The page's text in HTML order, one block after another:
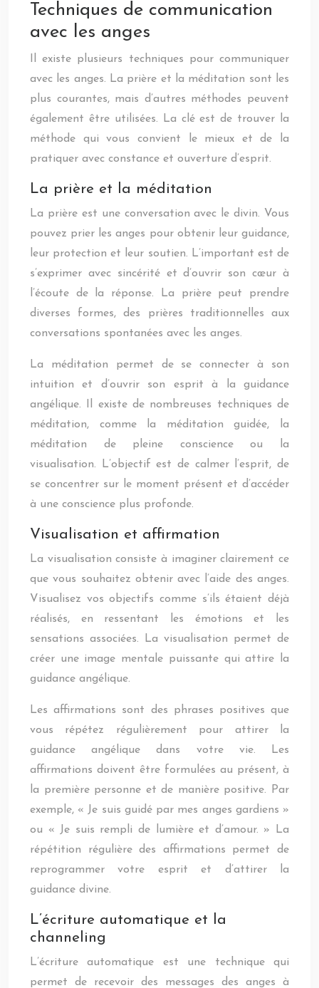
Techniques de communication
avec les anges
Il existe plusieurs techniques pour communiquer
avec les anges. La prière et la méditation sont les
plus courantes, mais d’autres méthodes peuvent
également être utilisées. La clé est de trouver la
méthode qui vous convient le mieux et de la
pratiquer avec constance et ouverture d’esprit.
La prière et la méditation
La prière est une conversation avec le divin. Vous
pouvez prier les anges pour obtenir leur guidance,
leur protection et leur soutien. L’important est de
s’exprimer avec sincérité et d’ouvrir son cœur à
l’écoute de la réponse. La prière peut prendre
diverses formes, des prières traditionnelles aux
conversations spontanées avec les anges.
La méditation permet de se connecter à son
intuition et d’ouvrir son esprit à la guidance
angélique. Il existe de nombreuses techniques de
méditation, comme la méditation guidée, la
méditation de pleine conscience ou la
visualisation. L’objectif est de calmer l’esprit, de
se concentrer sur le moment présent et d’accéder
à une conscience plus profonde.
Visualisation et affirmation
La visualisation consiste à imaginer clairement ce
que vous souhaitez obtenir avec l’aide des anges.
Visualisez vos objectifs comme s’ils étaient déjà
réalisés, en ressentant les émotions et les
sensations associées. La visualisation permet de
créer une image mentale puissante qui attire la
guidance angélique.
Les affirmations sont des phrases positives que
vous répétez régulièrement pour attirer la
guidance angélique dans votre vie. Les
affirmations doivent être formulées au présent, à
la première personne et de manière positive. Par
exemple, « Je suis guidé par mes anges gardiens »
ou « Je suis rempli de lumière et d’amour. » La
répétition régulière des affirmations permet de
reprogrammer votre esprit et d’attirer la
guidance divine.
L’écriture automatique et la
channeling
L’écriture automatique est une technique qui
permet de recevoir des messages des anges à